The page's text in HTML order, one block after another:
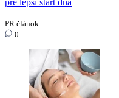
PR článok
0